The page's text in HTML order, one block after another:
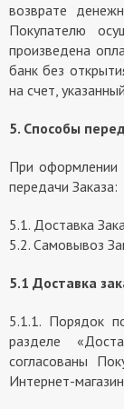
возврате
Покупателю
произведена
банк без
на счет,
5. Способы
При оформлении
передачи Заказа:
5.1. Доставка
5.2. Самовывоз
5.1 Доставка
5.1.1. Порядок
разделе
согласованы
Интернет-